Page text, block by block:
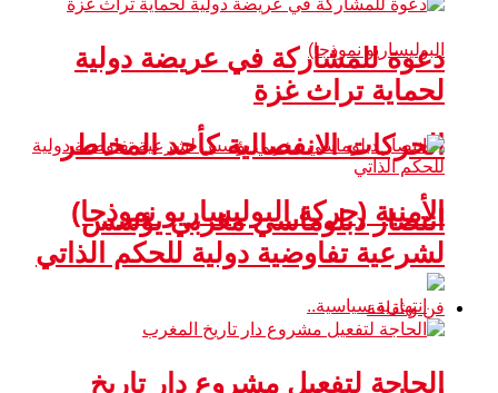
الحركات الانفصالية كأحد المخاطر
الأمنية (حركة البوليساريو نموذجا)
دعوة للمشاركة في عريضة دولية
لحماية تراث غزة
انتصار دبلوماسي مغربي يؤسس
لشرعية تفاوضية دولية للحكم الذاتي
فن و ثقافة
الحاجة لتفعيل مشروع دار تاريخ